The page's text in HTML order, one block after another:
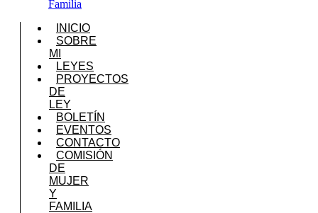
Familia
INICIO
SOBRE
MI
LEYES
PROYECTOS
DE
LEY
BOLETÍN
EVENTOS
CONTACTO
COMISIÓN
DE
MUJER
Y
FAMILIA